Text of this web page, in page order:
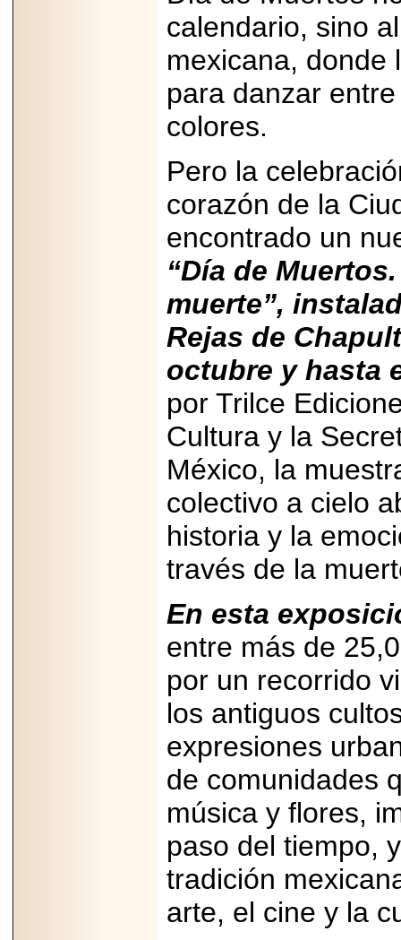
calendario, sino
mexicana, donde
para danzar
colores.
Pero la
corazón de la
encontrado un
“Día de
muerte”,
Rejas de
octubre y hasta
por Trilce
Cultura y la
México, la
colectivo a cielo
historia y la
través de la
En esta
entre más de
por un recorrido
los antiguos
expresiones
de comunidades
música y flores,
paso del tiempo,
tradición
arte, el cine y la